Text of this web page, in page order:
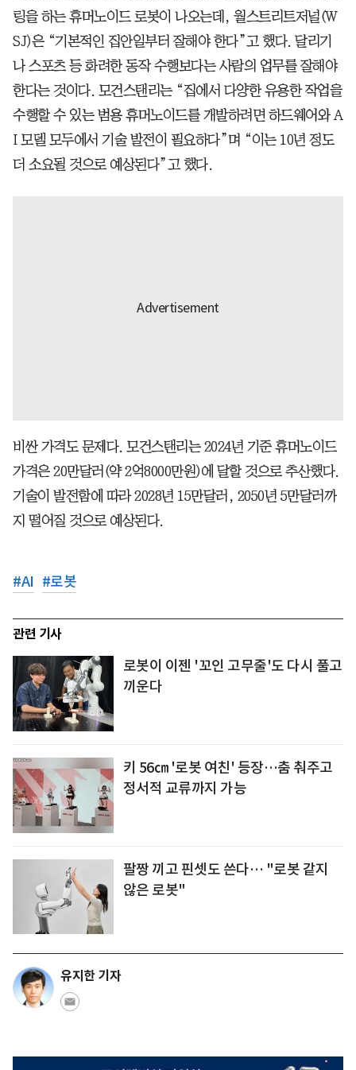
링을 하는 휴머노이드 로봇이 나오는데, 월스트리트저널(W
SJ)은 “기본적인 집안일부터 잘해야 한다”고 했다. 달리기
나 스포츠 등 화려한 동작 수행보다는 사람의 업무를 잘해야
한다는 것이다. 모건스탠리는 “집에서 다양한 유용한 작업을
수행할 수 있는 범용 휴머노이드를 개발하려면 하드웨어와 A
I 모델 모두에서 기술 발전이 필요하다”며 “이는 10년 정도
더 소요될 것으로 예상된다”고 했다.
비싼 가격도 문제다. 모건스탠리는 2024년 기준 휴머노이드
가격은 20만달러(약 2억8000만원)에 달할 것으로 추산했다.
기술이 발전함에 따라 2028년 15만달러, 2050년 5만달러까
지 떨어질 것으로 예상된다.
#AI #로봇
관련 기사
로봇이 이젠 '꼬인 고무줄'도 다시 풀고
끼운다
키 56㎝ '로봇 여친' 등장…춤 춰주고
정서적 교류까지 가능
팔짱 끼고 핀셋도 쓴다… "로봇 같지
않은 로봇"
유지한 기자